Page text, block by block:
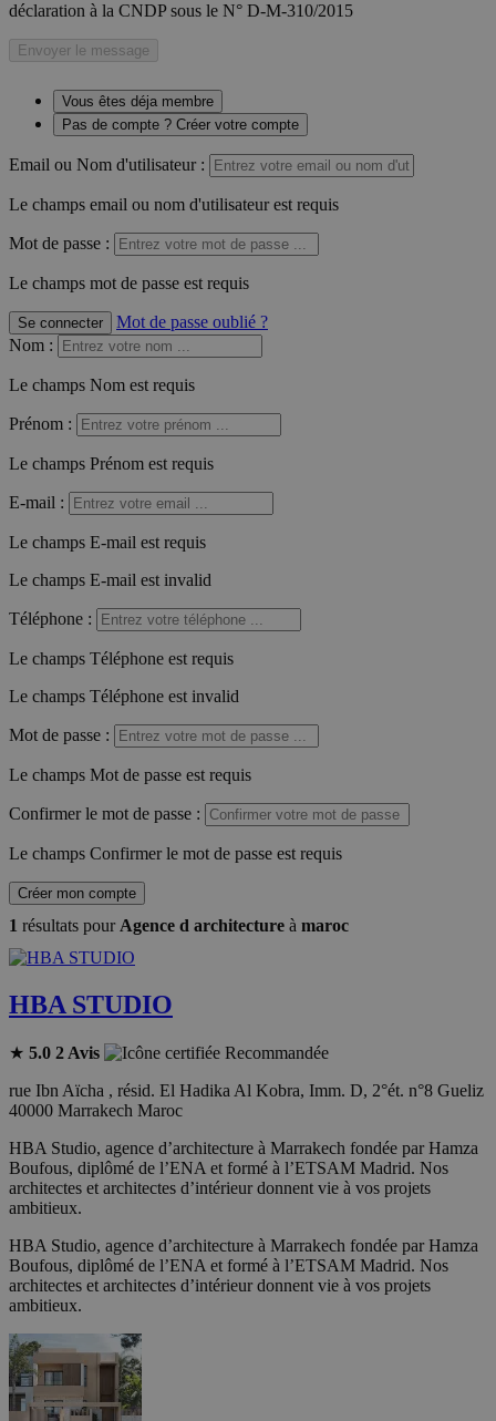
déclaration à la CNDP sous le N° D-M-310/2015
Envoyer le message
Vous êtes déja membre
Pas de compte ? Créer votre compte
Email ou Nom d'utilisateur :
Le champs email ou nom d'utilisateur est requis
Mot de passe :
Le champs mot de passe est requis
Se connecter
Mot de passe oublié ?
Nom :
Le champs Nom est requis
Prénom :
Le champs Prénom est requis
E-mail :
Le champs E-mail est requis
Le champs E-mail est invalid
Téléphone :
Le champs Téléphone est requis
Le champs Téléphone est invalid
Mot de passe :
Le champs Mot de passe est requis
Confirmer le mot de passe :
Le champs Confirmer le mot de passe est requis
Créer mon compte
1 résultats pour Agence d architecture à maroc
HBA STUDIO
★ 5.0 2 Avis
Recommandée
rue Ibn Aïcha , résid. El Hadika Al Kobra, Imm. D, 2°ét. n°8 Gueliz
40000 Marrakech Maroc
HBA Studio, agence d’architecture à Marrakech fondée par Hamza
Boufous, diplômé de l’ENA et formé à l’ETSAM Madrid. Nos
architectes et architectes d’intérieur donnent vie à vos projets
ambitieux.
HBA Studio, agence d’architecture à Marrakech fondée par Hamza
Boufous, diplômé de l’ENA et formé à l’ETSAM Madrid. Nos
architectes et architectes d’intérieur donnent vie à vos projets
ambitieux.